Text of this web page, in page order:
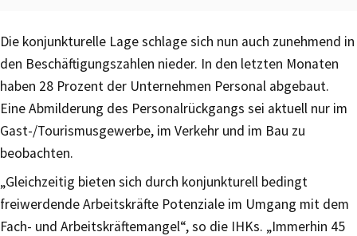
Die konjunkturelle Lage schlage sich nun auch zunehmend in
den Beschäftigungszahlen nieder. In den letzten Monaten
haben 28 Prozent der Unternehmen Personal abgebaut.
Eine Abmilderung des Personalrückgangs sei aktuell nur im
Gast-/Tourismusgewerbe, im Verkehr und im Bau zu
beobachten.
„Gleichzeitig bieten sich durch konjunkturell bedingt
freiwerdende Arbeitskräfte Potenziale im Umgang mit dem
Fach- und Arbeitskräftemangel“, so die IHKs. „Immerhin 45